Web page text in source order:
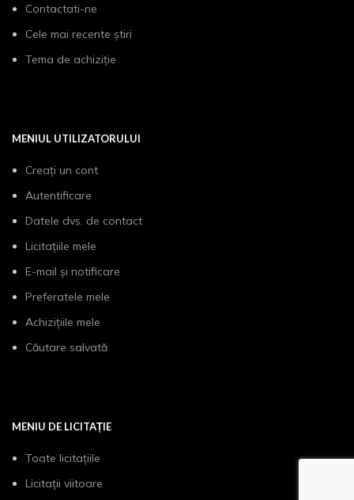
Contactati-ne
Cele mai recente știri
Tema de achiziție
MENIUL UTILIZATORULUI
Creați un cont
Autentificare
Datele dvs. de contact
Licitațiile mele
E-mail și notificare
Preferatele mele
Achizițiile mele
Căutare salvată
MENIU DE LICITAȚIE
Toate licitațiile
Licitații viitoare